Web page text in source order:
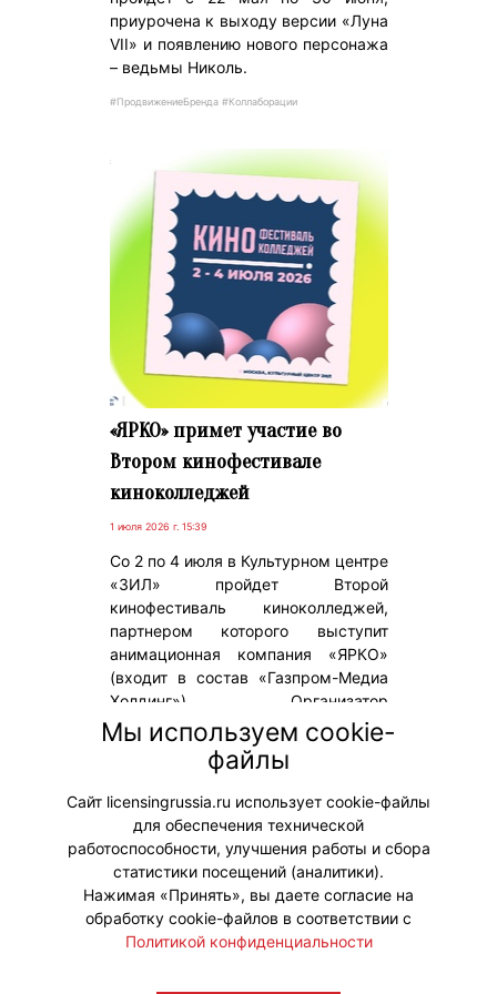
приурочена к выходу версии «Луна
VII» и появлению нового персонажа
– ведьмы Николь.
#ПродвижениеБренда #Коллаборации
«ЯРКО» примет участие во
Втором кинофестивале
киноколледжей
1 июля 2026 г. 15:39
Со 2 по 4 июля в Культурном центре
«ЗИЛ» пройдет Второй
кинофестиваль киноколледжей,
партнером которого выступит
анимационная компания «ЯРКО»
(входит в состав «Газпром-Медиа
Холдинг»). Организатор
масштабного кинособытия – ГБПОУ
г. Москвы Киноколледж № 40
«Московская международная
киношкола».
#ПродвижениеБренда
Мы используем cookie-
файлы
Сайт licensingrussia.ru использует cookie-файлы
для обеспечения технической
работоспособности, улучшения работы и сбора
статистики посещений (аналитики).
Нажимая «Принять», вы даете согласие на
обработку cookie-файлов в соответствии с
Политикой конфиденциальности